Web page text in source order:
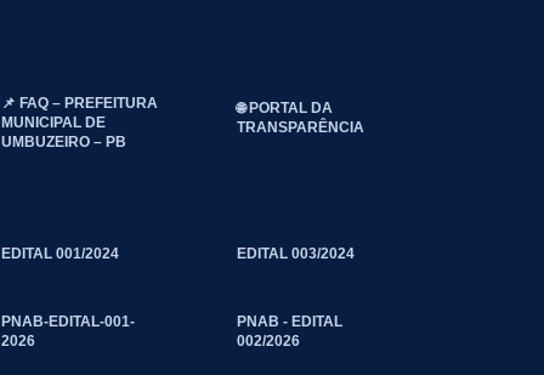
📌 FAQ – PREFEITURA
MUNICIPAL DE
UMBUZEIRO – PB
🌐 PORTAL DA
TRANSPARÊNCIA
EDITAL 001/2024 EDITAL 003/2024
PNAB-EDITAL-001-
2026
PNAB - EDITAL
002/2026